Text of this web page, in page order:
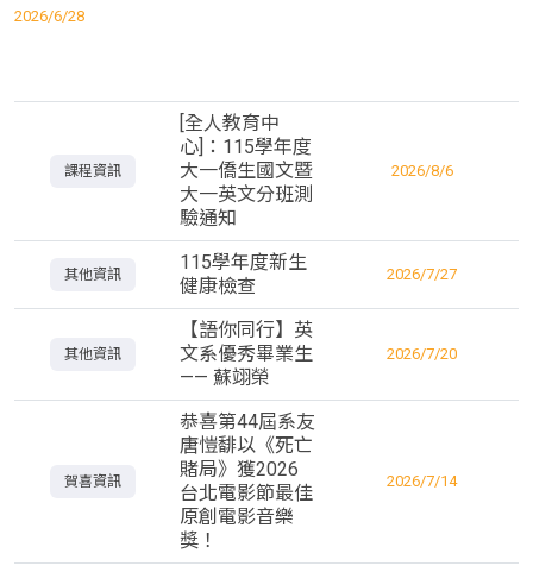
2026/6/28
課程資訊
[全人教育中
心]：115學年度
大一僑生國文暨
大一英文分班測
驗通知
2026/8/6
其他資訊
115學年度新生
健康檢查
2026/7/27
其他資訊
【語你同行】英
文系優秀畢業生
—— 蘇翊榮
2026/7/20
賀喜資訊
恭喜第44屆系友
唐愷馡以《死亡
賭局》獲2026
台北電影節最佳
原創電影音樂
獎！
2026/7/14